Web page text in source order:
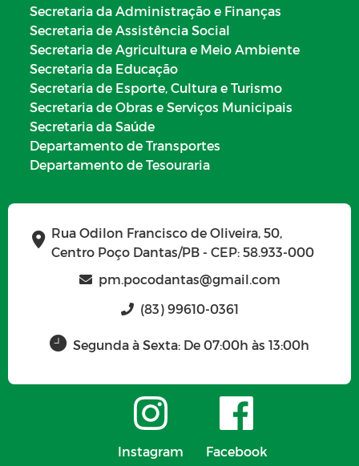
Secretaria da Administração e Finanças
Secretaria de Assistência Social
Secretaria de Agricultura e Meio Ambiente
Secretaria da Educação
Secretaria de Esporte, Cultura e Turismo
Secretaria de Obras e Serviços Municipais
Secretaria da Saúde
Departamento de Transportes
Departamento de Tesouraria
Rua Odilon Francisco de Oliveira, 50,
Centro Poço Dantas/PB - CEP: 58.933-000
pm.pocodantas@gmail.com
(83) 99610-0361
Segunda à Sexta: De 07:00h às 13:00h
Instagram Facebook